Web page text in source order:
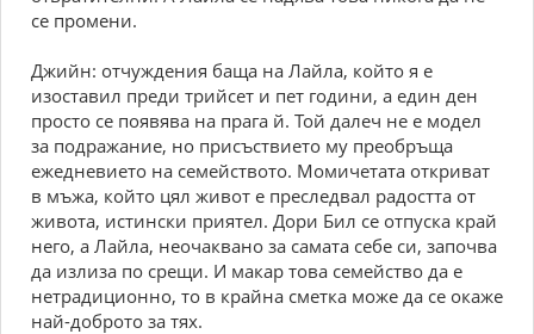
се промени.
Джийн: отчуждения баща на Лайла, който я е
изоставил преди трийсет и пет години, а един ден
просто се появява на прага й. Той далеч не е модел
за подражание, но присъствието му преобръща
ежедневието на семейството. Момичетата откриват
в мъжа, който цял живот е преследвал радостта от
живота, истински приятел. Дори Бил се отпуска край
него, а Лайла, неочаквано за самата себе си, започва
да излиза по срещи. И макар това семейство да е
нетрадиционно, то в крайна сметка може да се окаже
най-доброто за тях.